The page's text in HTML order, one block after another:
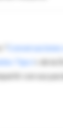
Tipo I
» de la
con sus